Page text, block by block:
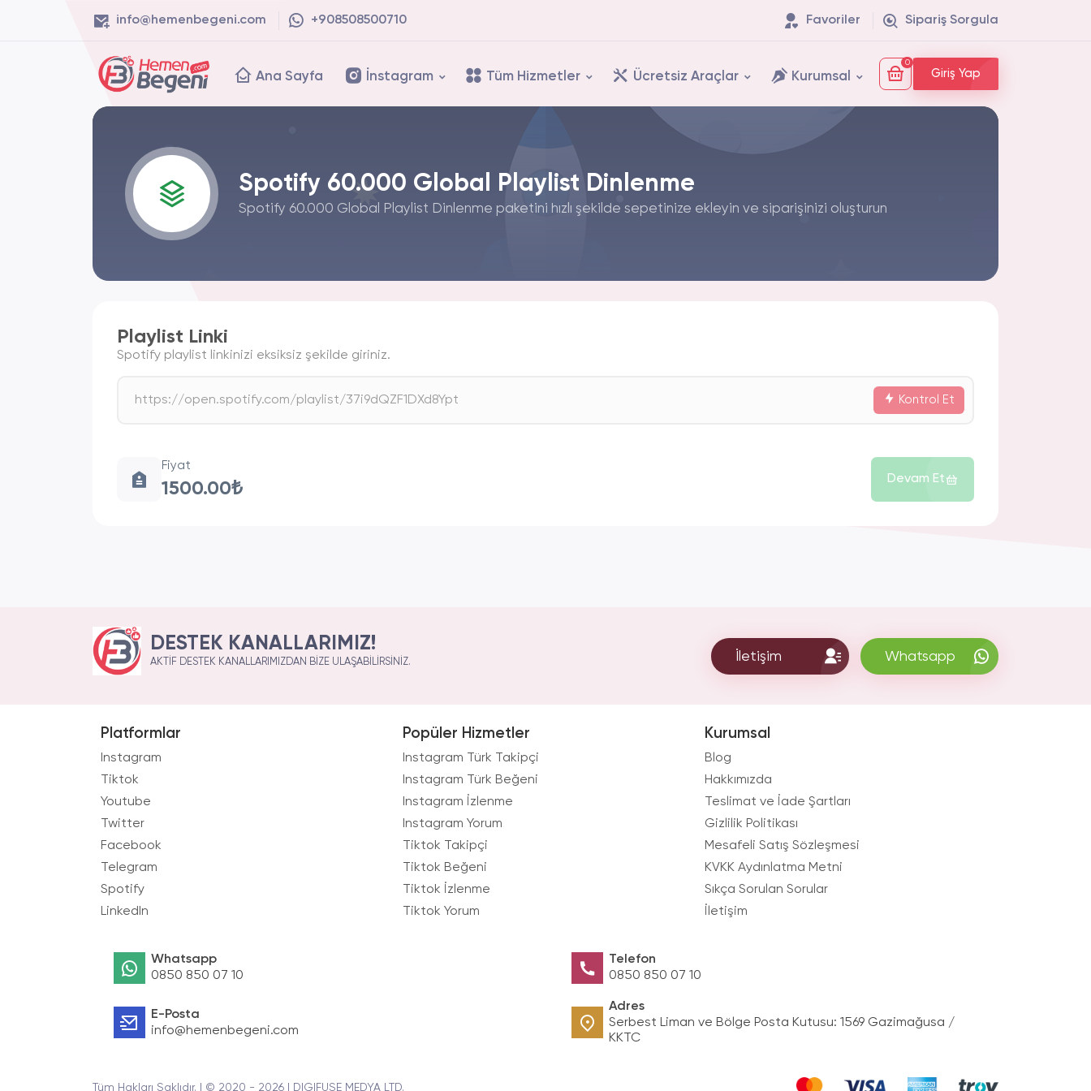
info@hemenbegeni.com +908508500710 Favoriler Sipariş Sorgula
Ana Sayfa İnstagram Tüm Hizmetler Ücretsiz Araçlar Kurumsal
0
Giriş Yap
Spotify 60.000 Global Playlist Dinlenme
Spotify 60.000 Global Playlist Dinlenme paketini hızlı şekilde sepetinize ekleyin ve siparişinizi oluşturun
Playlist Linki
Spotify playlist linkinizi eksiksiz şekilde giriniz.
Kontrol Et
Fiyat
1500.00₺ Devam Et
DESTEK KANALLARIMIZ!
AKTIF DESTEK KANALLARIMIZDAN BIZE ULAŞABILIRSINIZ. İletişim Whatsapp
Platformlar
Instagram
Tiktok
Youtube
Twitter
Facebook
Telegram
Spotify
LinkedIn
Popüler Hizmetler
Instagram Türk Takipçi
Instagram Türk Beğeni
Instagram İzlenme
Instagram Yorum
Tiktok Takipçi
Tiktok Beğeni
Tiktok İzlenme
Tiktok Yorum
Kurumsal
Blog
Hakkımızda
Teslimat ve İade Şartları
Gizlilik Politikası
Mesafeli Satış Sözleşmesi
KVKK Aydınlatma Metni
Sıkça Sorulan Sorular
İletişim
Whatsapp
0850 850 07 10
Telefon
0850 850 07 10
E-Posta
info@hemenbegeni.com
Adres
Serbest Liman ve Bölge Posta Kutusu: 1569 Gazimağusa /
KKTC
Tüm Hakları Saklıdır. | © 2020 - 2026 | DIGIFUSE MEDYA LTD.